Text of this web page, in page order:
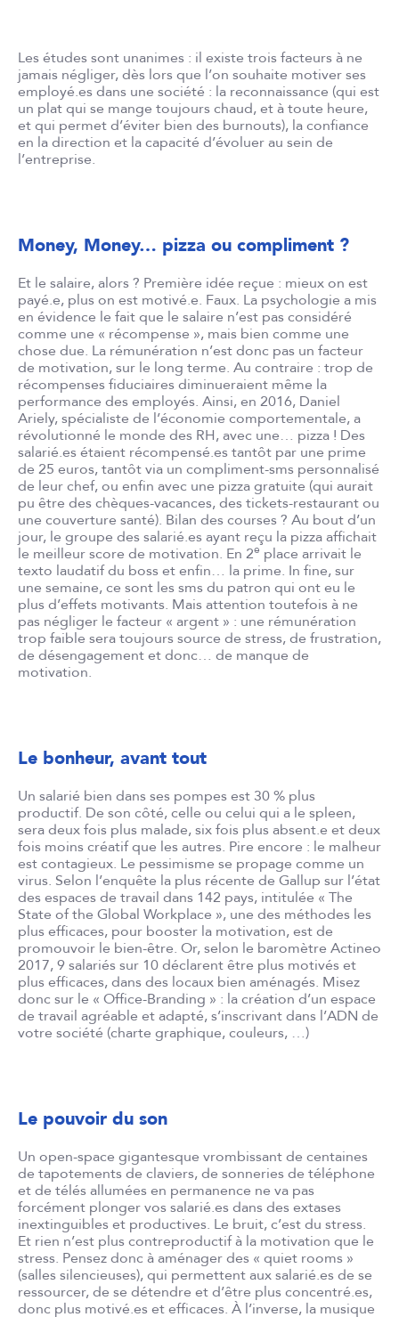
Les études sont unanimes : il existe trois facteurs à ne
jamais négliger, dès lors que l’on souhaite motiver ses
employé.es dans une société : la reconnaissance (qui est
un plat qui se mange toujours chaud, et à toute heure,
et qui permet d’éviter bien des burnouts), la confiance
en la direction et la capacité d’évoluer au sein de
l’entreprise.
Money, Money… pizza ou compliment ?
Et le salaire, alors ? Première idée reçue : mieux on est
payé.e, plus on est motivé.e. Faux. La psychologie a mis
en évidence le fait que le salaire n’est pas considéré
comme une « récompense », mais bien comme une
chose due. La rémunération n’est donc pas un facteur
de motivation, sur le long terme. Au contraire : trop de
récompenses fiduciaires diminueraient même la
performance des employés. Ainsi, en 2016, Daniel
Ariely, spécialiste de l’économie comportementale, a
révolutionné le monde des RH, avec une… pizza ! Des
salarié.es étaient récompensé.es tantôt par une prime
de 25 euros, tantôt via un compliment-sms personnalisé
de leur chef, ou enfin avec une pizza gratuite (qui aurait
pu être des chèques-vacances, des tickets-restaurant ou
une couverture santé). Bilan des courses ? Au bout d’un
jour, le groupe des salarié.es ayant reçu la pizza affichait
le meilleur score de motivation. En 2e place arrivait le
texto laudatif du boss et enfin… la prime. In fine, sur
une semaine, ce sont les sms du patron qui ont eu le
plus d’effets motivants. Mais attention toutefois à ne
pas négliger le facteur « argent » : une rémunération
trop faible sera toujours source de stress, de frustration,
de désengagement et donc… de manque de
motivation.
Le bonheur, avant tout
Un salarié bien dans ses pompes est 30 % plus
productif. De son côté, celle ou celui qui a le spleen,
sera deux fois plus malade, six fois plus absent.e et deux
fois moins créatif que les autres. Pire encore : le malheur
est contagieux. Le pessimisme se propage comme un
virus. Selon l’enquête la plus récente de Gallup sur l’état
des espaces de travail dans 142 pays, intitulée « The
State of the Global Workplace », une des méthodes les
plus efficaces, pour booster la motivation, est de
promouvoir le bien-être. Or, selon le baromètre Actineo
2017, 9 salariés sur 10 déclarent être plus motivés et
plus efficaces, dans des locaux bien aménagés. Misez
donc sur le « Office-Branding » : la création d’un espace
de travail agréable et adapté, s’inscrivant dans l’ADN de
votre société (charte graphique, couleurs, …)
Le pouvoir du son
Un open-space gigantesque vrombissant de centaines
de tapotements de claviers, de sonneries de téléphone
et de télés allumées en permanence ne va pas
forcément plonger vos salarié.es dans des extases
inextinguibles et productives. Le bruit, c’est du stress.
Et rien n’est plus contreproductif à la motivation que le
stress. Pensez donc à aménager des « quiet rooms »
(salles silencieuses), qui permettent aux salarié.es de se
ressourcer, de se détendre et d’être plus concentré.es,
donc plus motivé.es et efficaces. À l’inverse, la musique